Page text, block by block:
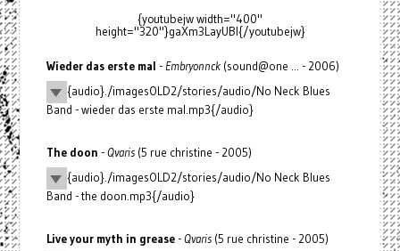
{youtubejw width="400"
height="320"}gaXm3LayUBI{/youtubejw}
Wieder das erste mal - Embryonnck(sound@one ... - 2006)
{audio}./imagesOLD2/stories/audio/No Neck Blues
Band - wieder das erste mal.mp3{/audio}
The doon -Qvaris(5 rue christine - 2005)
{audio}./imagesOLD2/stories/audio/No Neck Blues
Band - the doon.mp3{/audio}
Live your myth in grease-Qvaris(5 rue christine - 2005)